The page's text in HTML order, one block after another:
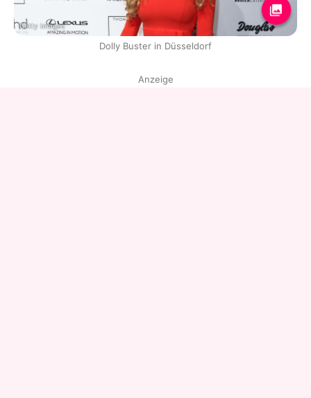
Getty Images
Dolly Buster in Düsseldorf
Anzeige